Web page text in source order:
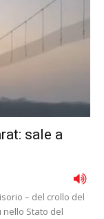
sale a
– del crollo del
Stato del